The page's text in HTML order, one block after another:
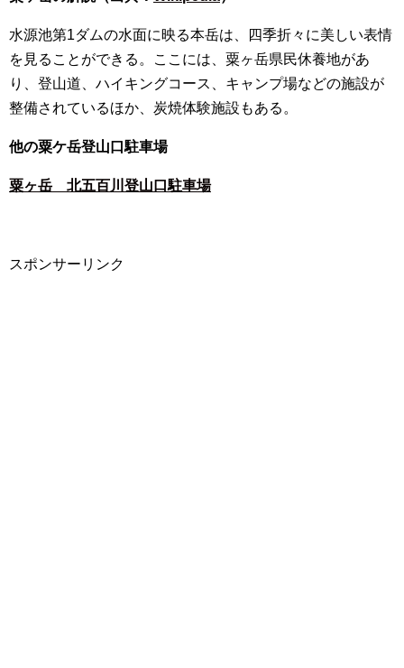
水源池第1ダムの水面に映る本岳は、四季折々に美しい表情
を見ることができる。ここには、粟ヶ岳県民休養地があ
り、登山道、ハイキングコース、キャンプ場などの施設が
整備されているほか、炭焼体験施設もある。
他の粟ケ岳登山口駐車場
粟ヶ岳 北五百川登山口駐車場
スポンサーリンク